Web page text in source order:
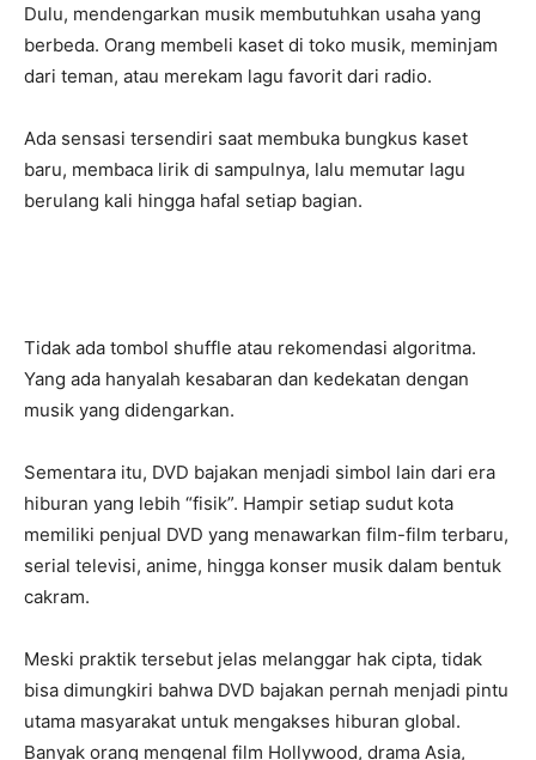
Dulu, mendengarkan musik membutuhkan usaha yang
berbeda. Orang membeli kaset di toko musik, meminjam
dari teman, atau merekam lagu favorit dari radio.
Ada sensasi tersendiri saat membuka bungkus kaset
baru, membaca lirik di sampulnya, lalu memutar lagu
berulang kali hingga hafal setiap bagian.
Tidak ada tombol shuffle atau rekomendasi algoritma.
Yang ada hanyalah kesabaran dan kedekatan dengan
musik yang didengarkan.
Sementara itu, DVD bajakan menjadi simbol lain dari era
hiburan yang lebih “fisik”. Hampir setiap sudut kota
memiliki penjual DVD yang menawarkan film-film terbaru,
serial televisi, anime, hingga konser musik dalam bentuk
cakram.
Meski praktik tersebut jelas melanggar hak cipta, tidak
bisa dimungkiri bahwa DVD bajakan pernah menjadi pintu
utama masyarakat untuk mengakses hiburan global.
Banyak orang mengenal film Hollywood, drama Asia,